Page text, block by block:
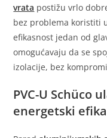
vrata postižu vrlo
bez problema koristiti
efikasnost jedan od
omogućavaju da se
izolacije, bez
PVC-U Schüco
energetski